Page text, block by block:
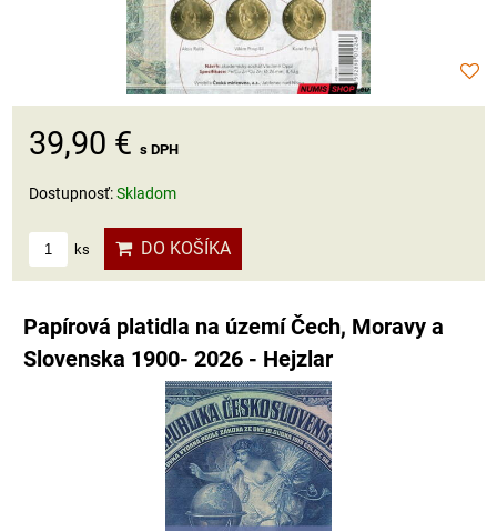
39,90 € s DPH
Dostupnosť:Skladom
ks DO KOŠÍKA
Papírová platidla na území Čech, Moravy a
Slovenska 1900- 2026 - Hejzlar